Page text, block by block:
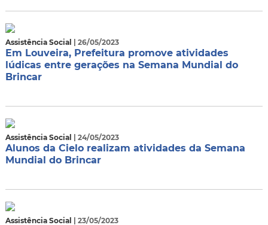
Assistência Social | 26/05/2023
Em Louveira, Prefeitura promove atividades
lúdicas entre gerações na Semana Mundial do
Brincar
Assistência Social | 24/05/2023
Alunos da Cielo realizam atividades da Semana
Mundial do Brincar
Assistência Social | 23/05/2023